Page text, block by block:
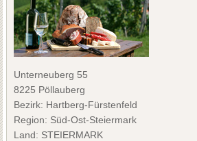
Unterneuberg 55
8225 Pöllauberg
Bezirk: Hartberg-Fürstenfeld
Region: Süd-Ost-Steiermark
Land: STEIERMARK